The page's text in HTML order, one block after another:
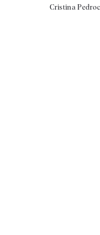
Cristina